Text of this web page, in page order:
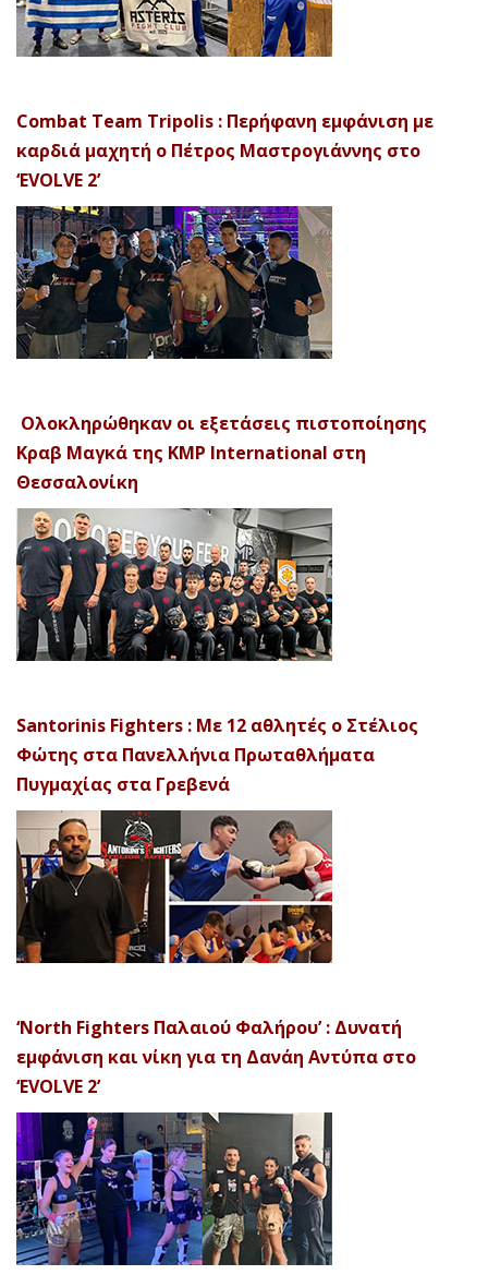
Combat Team Tripolis : Περήφανη εμφάνιση με
καρδιά μαχητή ο Πέτρος Μαστρογιάννης στο
‘EVOLVE 2’
Ολοκληρώθηκαν οι εξετάσεις πιστοποίησης
Κραβ Μαγκά της KMP International στη
Θεσσαλονίκη
Santorinis Fighters : Με 12 αθλητές ο Στέλιος
Φώτης στα Πανελλήνια Πρωταθλήματα
Πυγμαχίας στα Γρεβενά
‘North Fighters Παλαιού Φαλήρου’ : Δυνατή
εμφάνιση και νίκη για τη Δανάη Αντύπα στο
‘EVOLVE 2’